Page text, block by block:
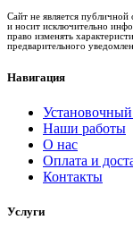
Сайт не является
и носит исключительно
право изменять
предварительного
Навигация
Наши работы
О нас
Оплата и
Контакты
Услуги